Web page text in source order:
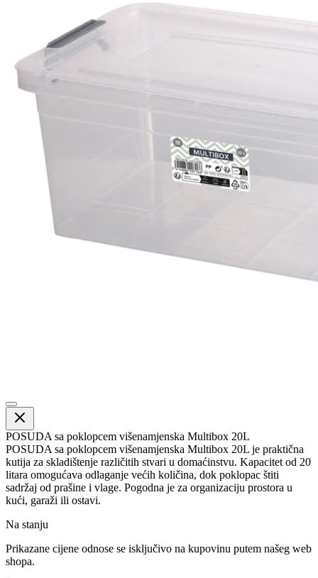
POSUDA sa poklopcem višenamjenska Multibox 20L
POSUDA sa poklopcem višenamjenska Multibox 20L je praktična
kutija za skladištenje različitih stvari u domaćinstvu. Kapacitet od 20
litara omogućava odlaganje većih količina, dok poklopac štiti
sadržaj od prašine i vlage. Pogodna je za organizaciju prostora u
kući, garaži ili ostavi.
Na stanju
Prikazane cijene odnose se isključivo na kupovinu putem našeg web
shopa.